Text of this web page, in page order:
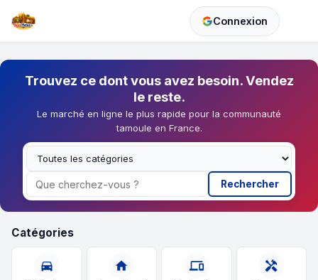
Connexion
Trouvez ce dont vous avez besoin. Vendez
le reste.
Le marché en ligne le plus rapide pour la communauté
tamoule en France.
Rechercher
Catégories
directions_car home devices handyman